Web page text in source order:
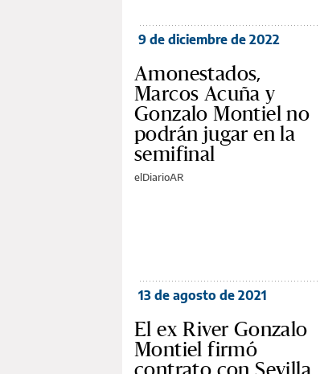
9 de diciembre de 2022
Amonestados,
Marcos Acuña y
Gonzalo Montiel no
podrán jugar en la
semifinal
elDiarioAR
13 de agosto de 2021
El ex River Gonzalo
Montiel firmó
contrato con Sevilla